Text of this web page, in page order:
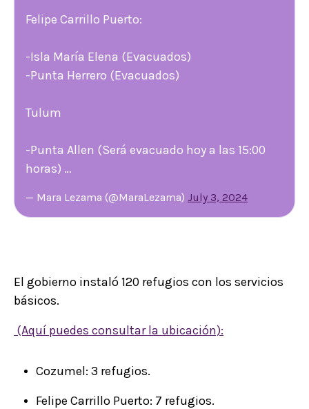
Felipe Carrillo Puerto:
-Isla María Elena (Evacuados)
-Punta Herrero (Evacuados)
Tulum
-Punta Allen (Será evacuado hoy a las 15:00
horas) …
— Mara Lezama (@MaraLezama) July 3, 2024
El gobierno instaló 120 refugios con los servicios
básicos.
(Aquí puedes consultar la ubicación):
Cozumel: 3 refugios.
Felipe Carrillo Puerto: 7 refugios.